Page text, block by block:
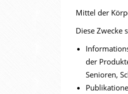
Mittel der
Diese Zwecke
der
Senioren,